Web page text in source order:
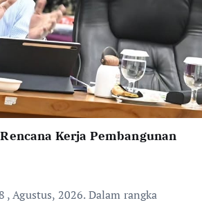
Kerja Pembangunan
, Agustus, 2026. Dalam rangka